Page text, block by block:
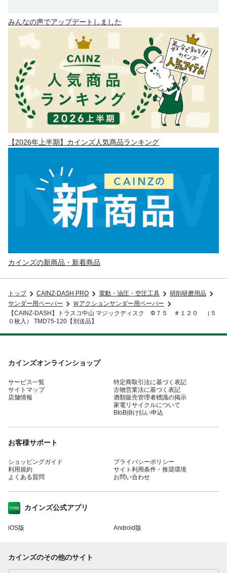
みんなの声でアップデートしました
【2026年上半期】カインズ人気商品ランキング
カインズの新商品・新着商品
トップ CAINZ-DASH PRO 電動・油圧・空圧工具
研削研磨用品
サンダー用ペーパー
Ｗアクションサンダー用ペーパー
【CAINZ-DASH】トラスコ中山 マジックディスク Φ７５ ＃１２０ （５
０枚入） TMD75-120【別送品】
カインズオンラインショップ
サービス一覧
サイトマップ
店舗情報
特定商取引法に基づく表記
古物営業法に基づく表記
酒類販売管理者標識の掲示
家電リサイクルについて
BtoB掛け払い申込
お客様サポート
ショッピングガイド
利用規約
よくある質問
プライバシーポリシー
サイト利用条件・推奨環境
お問い合わせ
カインズ公式アプリ
iOS版 Android版
カインズのその他のサイト